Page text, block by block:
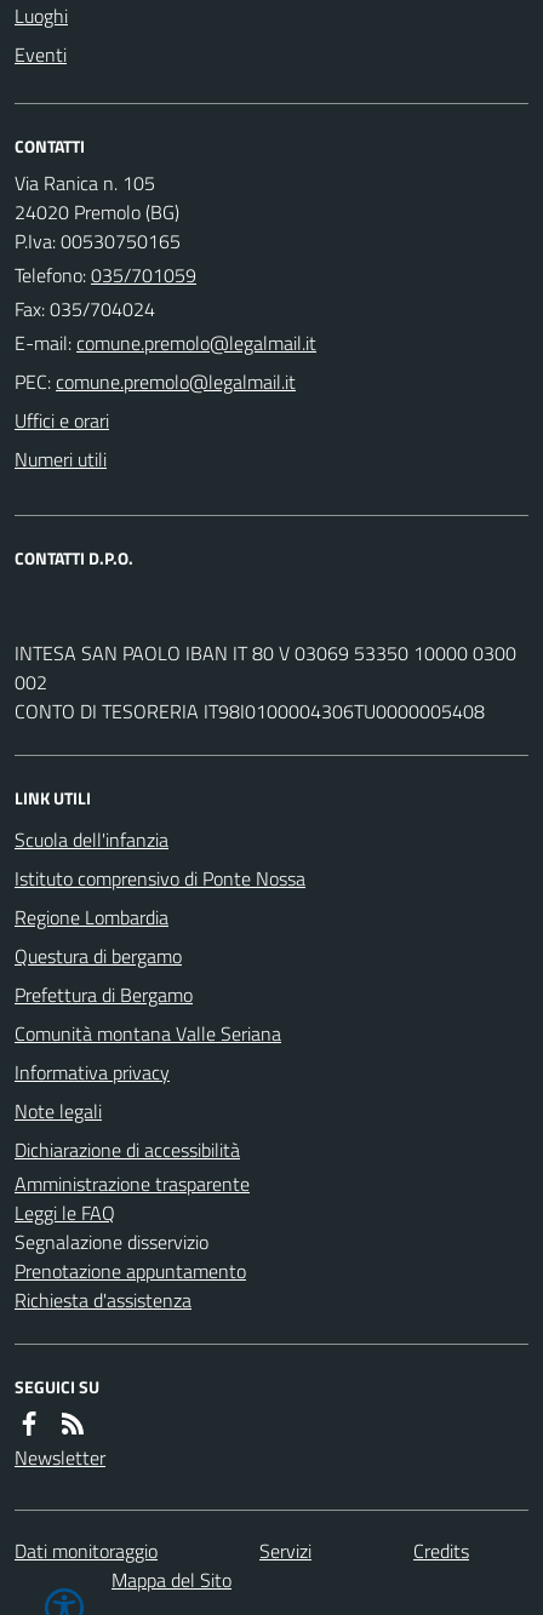
Luoghi
Eventi
CONTATTI
Via Ranica n. 105
24020 Premolo (BG)
P.Iva: 00530750165
Telefono:035/701059
Fax: 035/704024
E-mail:
PEC:
Uffici e orari
Numeri utili
CONTATTI D.P.O.
INTESA SAN PAOLO IBAN IT 80 V 03069 53350 10000 0300
002
CONTO DI TESORERIA IT98I0100004306TU0000005408
LINK UTILI
Scuola dell'infanzia
Istituto comprensivo di Ponte Nossa
Regione Lombardia
Questura di bergamo
Prefettura di Bergamo
Comunità montana Valle Seriana
Informativa privacy
Note legali
Dichiarazione di accessibilità
Amministrazione trasparente
Leggi le FAQ
Segnalazione disservizio
Prenotazione appuntamento
Richiesta d'assistenza
SEGUICI SU
Newsletter
Dati monitoraggio Servizi
Credits
Mappa del Sito